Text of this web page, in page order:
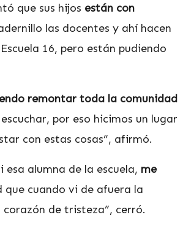
que sus hijos están con
las docentes y ahí hacen
16, pero están pudiendo
remontar toda la comunidad
por eso hicimos un lugar
con estas cosas”, afirmó.
alumna de la escuela, me
que cuando vi de afuera la
de tristeza”, cerró.